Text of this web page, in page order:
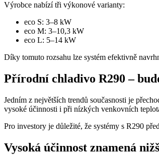
Výrobce nabízí tři výkonové varianty:
eco S: 3–8 kW
eco M: 3–10,3 kW
eco L: 5–14 kW
Díky tomuto rozsahu lze systém efektivně
Přírodní chladivo R290 –
Jedním z největších trendů současnosti je
vysoké účinnosti i při nízkých venkovních
Pro investory je důležité, že systémy s R290
Vysoká účinnost znamená